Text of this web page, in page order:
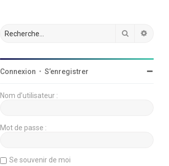
Rechercher
Connexion • S’enregistrer
Nom d’utilisateur :
Mot de passe :
Se souvenir de moi